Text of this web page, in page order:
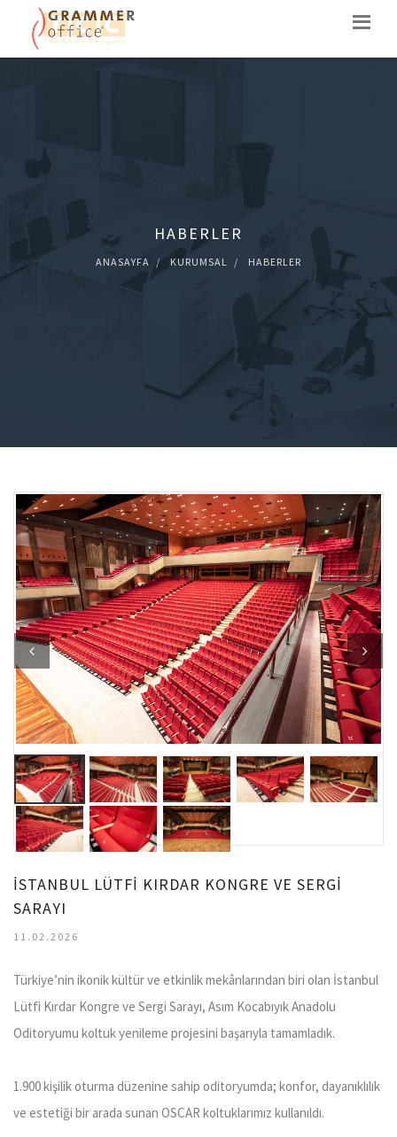
HABERLER
ANASAYFA KURUMSAL HABERLER
Previous Next
İSTANBUL LÜTFİ KIRDAR KONGRE VE SERGİ
SARAYI
11.02.2026
Türkiye’nin ikonik kültür ve etkinlik mekânlarından biri olan İstanbul
Lütfi Kırdar Kongre ve Sergi Sarayı, Asım Kocabıyık Anadolu
Oditoryumu koltuk yenileme projesini başarıyla tamamladık.
1.900 kişilik oturma düzenine sahip oditoryumda; konfor, dayanıklılık
ve estetiği bir arada sunan OSCAR koltuklarımız kullanıldı.